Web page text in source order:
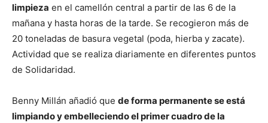
limpieza en el camellón central a partir de las 6 de la
mañana y hasta horas de la tarde. Se recogieron más de
20 toneladas de basura vegetal (poda, hierba y zacate).
Actividad que se realiza diariamente en diferentes puntos
de Solidaridad.
Benny Millán añadió que de forma permanente se está
limpiando y embelleciendo el primer cuadro de la